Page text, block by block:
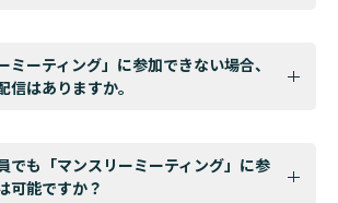
ミーティング」に参加できない場合、
信はありますか。
でも「マンスリーミーティング」に参
可能ですか？